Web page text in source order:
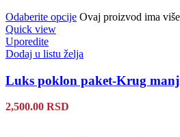
Odaberite opcije Ovaj proizvod ima
Quick view
Uporedite
Dodaj u listu želja
Luks poklon paket-Krug
2,500.00 RSD